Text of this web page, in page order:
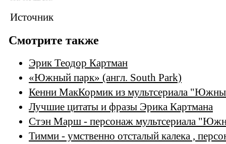
Источник
Смотрите также
Эрик Теодор Картман
«Южный парк» (англ. South Park)
Кенни МакКормик из мультсериала
Лучшие цитаты и фразы Эрика Картмана
Стэн Марш - персонаж мультсериала
Тимми - умственно отсталый калека ,